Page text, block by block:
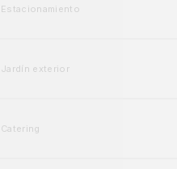
Estacionamiento
Jardín exterior
Catering